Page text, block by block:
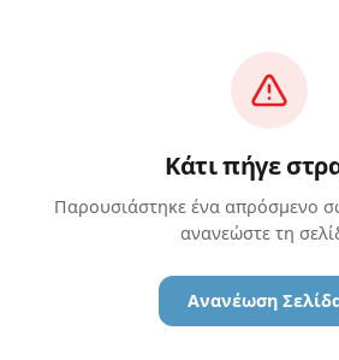
Κάτι πήγε
Παρουσιάστηκε ένα απρόσμενο
ανανεώστε τη
Ανανέωση